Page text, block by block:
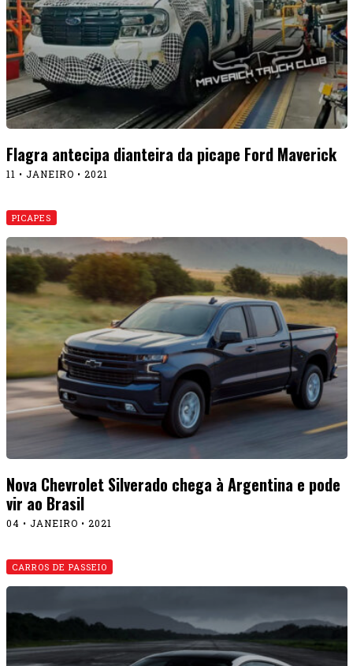
Flagra antecipa dianteira da picape Ford Maverick
11 • JANEIRO • 2021
PICAPES
Nova Chevrolet Silverado chega à Argentina e pode
vir ao Brasil
04 • JANEIRO • 2021
CARROS DE PASSEIO